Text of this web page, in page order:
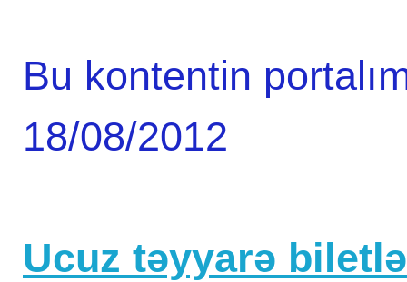
Bu kontentin
18/08/2012
Ucuz təyyarə